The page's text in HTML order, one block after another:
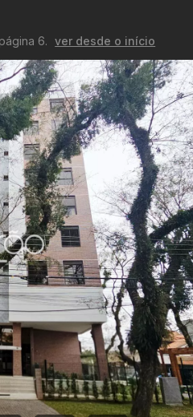
6. ver desde o início